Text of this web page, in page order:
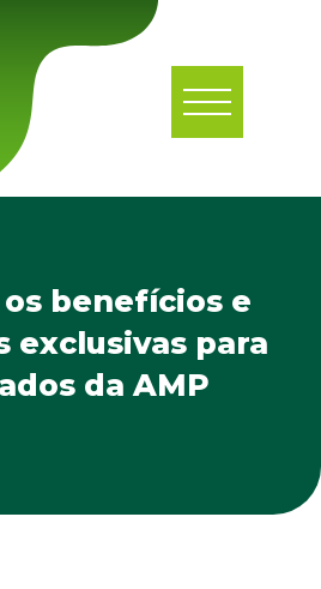
benefícios e
exclusivas para
da AMP